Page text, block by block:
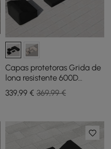
Capas protetoras Grida de
lona resistente 600D
impermeáveis para móveis
de pátio ao ar livre
339,99€ 369,99 €